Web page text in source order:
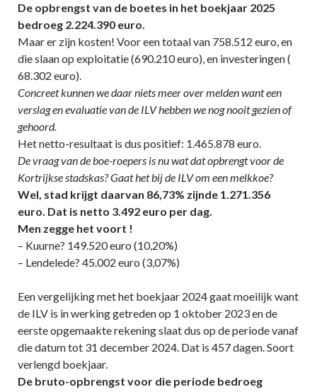
De opbrengst van de boetes in het boekjaar 2025
bedroeg 2.224.390 euro.
Maar er zijn kosten! Voor een totaal van 758.512 euro, en
die slaan op exploitatie (690.210 euro), en investeringen (
68.302 euro).
Concreet kunnen we daar niets meer over melden want een
verslag en evaluatie van de ILV hebben we nog nooit gezien of
gehoord.
Het netto-resultaat is dus positief: 1.465.878 euro.
De vraag van de boe-roepers is nu wat dat opbrengt voor de
Kortrijkse stadskas? Gaat het bij de ILV om een melkkoe?
Wel, stad krijgt daarvan 86,73% zijnde 1.271.356
euro. Dat is netto 3.492 euro per dag.
Men zegge het voort !
– Kuurne? 149.520 euro (10,20%)
– Lendelede? 45.002 euro (3,07%)
Een vergelijking met het boekjaar 2024 gaat moeilijk want
de ILV is in werking getreden op 1 oktober 2023 en de
eerste opgemaakte rekening slaat dus op de periode vanaf
die datum tot 31 december 2024. Dat is 457 dagen. Soort
verlengd boekjaar.
De bruto-opbrengst voor die periode bedroeg